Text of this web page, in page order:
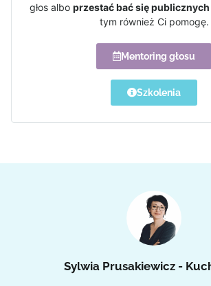
głos albo przestać bać się
tym również Ci pomogę.
Mentoring głosu
Szkolenia
Sylwia Prusakiewicz -